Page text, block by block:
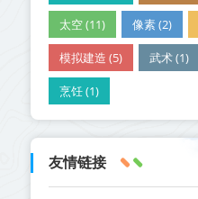
太空 (11) 像素 (2)
模拟建造 (5) 武术 (1)
烹饪 (1)
友情链接